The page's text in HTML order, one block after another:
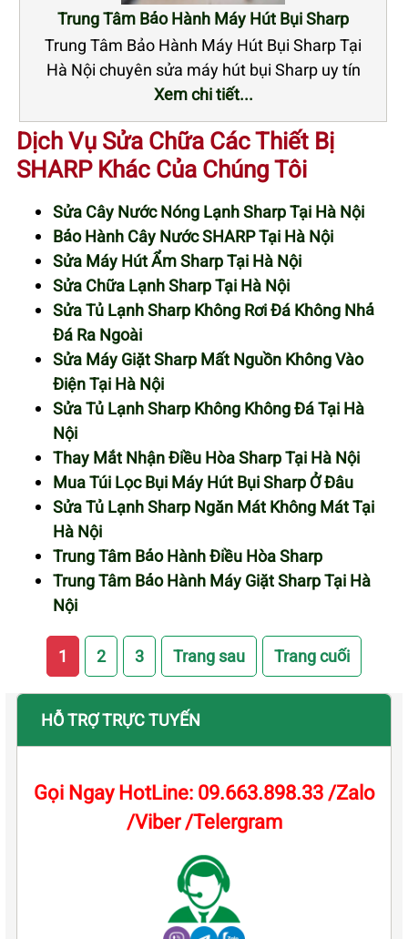
Trung Tâm Bảo Hành Máy Hút Bụi Sharp
Trung Tâm Bảo Hành Máy Hút Bụi Sharp Tại
Hà Nội chuyên sửa máy hút bụi Sharp uy tín
Xem chi tiết...
Dịch Vụ Sửa Chữa Các Thiết Bị
SHARP Khác Của Chúng Tôi
Sửa Cây Nước Nóng Lạnh Sharp Tại Hà Nội
Bảo Hành Cây Nước SHARP Tại Hà Nội
Sửa Máy Hút Ẩm Sharp Tại Hà Nội
Sửa Chữa Lạnh Sharp Tại Hà Nội
Sửa Tủ Lạnh Sharp Không Rơi Đá Không Nhả
Đá Ra Ngoài
Sửa Máy Giặt Sharp Mất Nguồn Không Vào
Điện Tại Hà Nội
Sửa Tủ Lạnh Sharp Không Không Đá Tại Hà
Nội
Thay Mắt Nhận Điều Hòa Sharp Tại Hà Nội
Mua Túi Lọc Bụi Máy Hút Bụi Sharp Ở Đâu
Sửa Tủ Lạnh Sharp Ngăn Mát Không Mát Tại
Hà Nội
Trung Tâm Bảo Hành Điều Hòa Sharp
Trung Tâm Bảo Hành Máy Giặt Sharp Tại Hà
Nội
1 2 3 Trang sau Trang cuối
HỖ TRỢ TRỰC TUYẾN
Gọi Ngay HotLine: 09.663.898.33 /Zalo
/Viber /Telergram